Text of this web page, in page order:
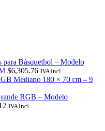
Básquetbol – Modelo
$6,305.76 IVA incl.
Mediano 180 × 70 cm – 9
RGB – Modelo
IVA incl.